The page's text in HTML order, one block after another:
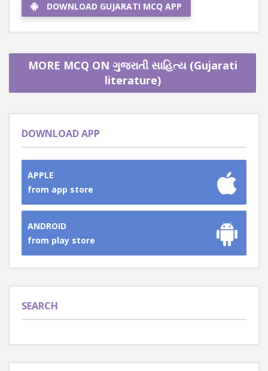
DOWNLOAD GUJARATI MCQ APP
MORE MCQ ON ગુજરાતી સાહિત્ય (Gujarati
literature)
DOWNLOAD APP
APPLE
from app store
ANDROID
from play store
SEARCH